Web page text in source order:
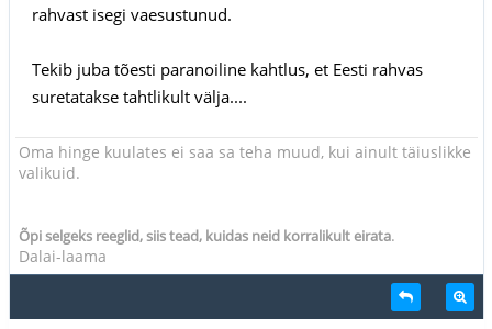
rahvast isegi vaesustunud.
Tekib juba tõesti paranoiline kahtlus, et Eesti rahvas
suretatakse tahtlikult välja....
Oma hinge kuulates ei saa sa teha muud, kui ainult täiuslikke
valikuid.
Õpi selgeks reeglid, siis tead, kuidas neid korralikult eirata.
Dalai-laama